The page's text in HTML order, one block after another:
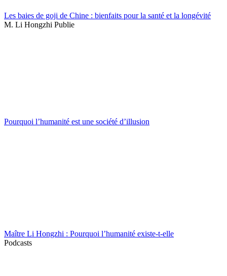
Les baies de goji de Chine : bienfaits pour la santé et la longévité
M. Li Hongzhi Publie
Pourquoi l’humanité est une société d’illusion
Maître Li Hongzhi : Pourquoi l’humanité existe-t-elle
Podcasts